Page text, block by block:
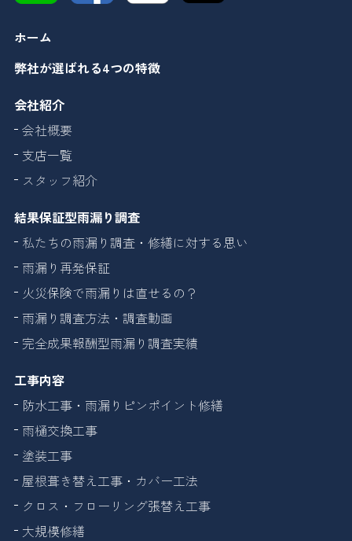
ホーム
弊社が選ばれる4つの特徴
会社紹介
会社概要
支店一覧
スタッフ紹介
結果保証型雨漏り調査
私たちの雨漏り調査・修繕に対する思い
雨漏り再発保証
火災保険で雨漏りは直せるの？
雨漏り調査方法・調査動画
完全成果報酬型雨漏り調査実績
工事内容
防水工事・雨漏りピンポイント修繕
雨樋交換工事
塗装工事
屋根葺き替え工事・カバー工法
クロス・フローリング張替え工事
大規模修繕